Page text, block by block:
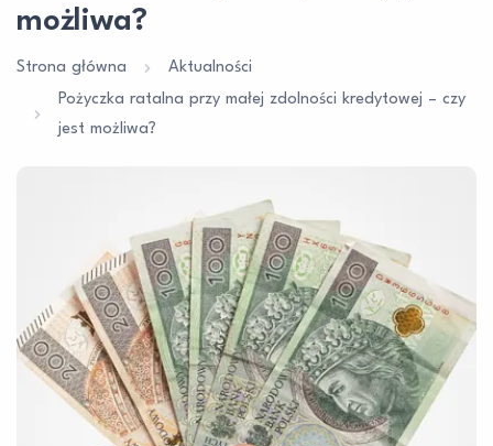
możliwa?
Strona główna
Aktualności
Pożyczka ratalna przy małej zdolności kredytowej – czy
jest możliwa?